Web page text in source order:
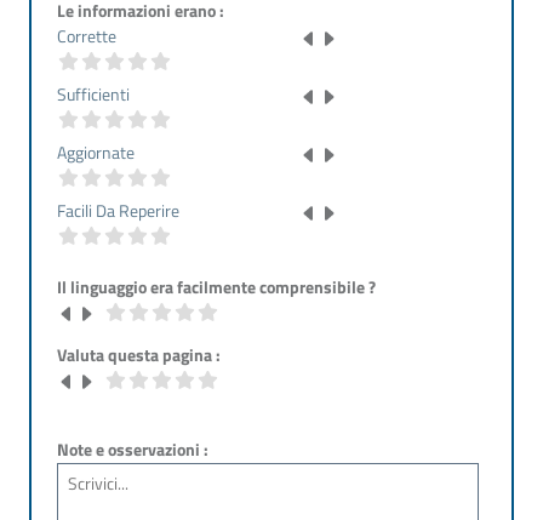
Le informazioni erano :
Corrette
Sufficienti
Aggiornate
Facili Da Reperire
Il linguaggio era facilmente comprensibile ?
Valuta questa pagina :
Note e osservazioni :